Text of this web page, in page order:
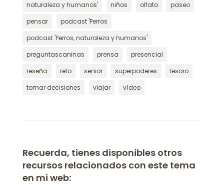
naturaleza y humanos'
niños olfato
paseo
pensar
podcast 'Perros
podcast 'Perros, naturaleza y humanos'
preguntascaninas
prensa
presencial
reseña
reto senior superpoderes
tesoro
tomar decisiones
viajar vídeo
Recuerda, tienes disponibles otros
recursos relacionados con este tema
en mi web: